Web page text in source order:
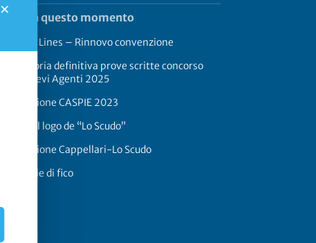
trend in questo momento
Grimaldi Lines – Rinnovo convenzione
Graduatoria definitiva prove scritte concorso
2517 Allievi Agenti 2025
Convenzione CASPIE 2023
Storia del logo de “Lo Scudo”
Convenzione Cappellari-Lo Scudo
No a foglie di fico
✕